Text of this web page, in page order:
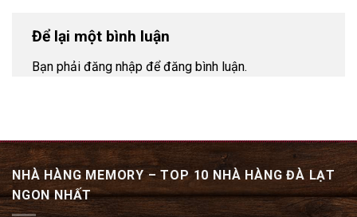
Để lại một bình luận
Bạn phải đăng nhập để đăng bình luận.
NHÀ HÀNG MEMORY – TOP 10 NHÀ HÀNG ĐÀ LẠT
NGON NHẤT